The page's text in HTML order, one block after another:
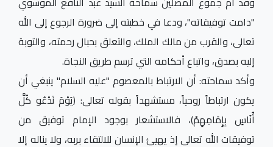
"دامت توفيقاته"، ودعا في خطبته إلى ضرورة الرجوع إلى الله
تعالى، والقرب من مالك الملك، والتعلق بحبال رحمته، والتوبة
إليه بصدق، واتباع أحكامه التي ترسم طريق النجاة.
وأكد سماحته: أن الارتباط بالمعصوم "عليه السلام" ينبغي أن
يكون ارتباطاً روحياً، مستشهداً بقوله تعالى: (يَوْمَ نَدْعُو كُلَّ
أُنَاسٍ بِإِمَامِهِمْ)، فالاستشعار بوجود الإمام توفيق من
توفيقات الله تعالى إذ يهيئ الإنسان للالتقاء بربه، ولا يناله إلا